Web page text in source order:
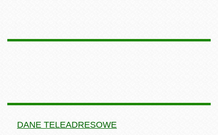
DANE TELEADRESOWE